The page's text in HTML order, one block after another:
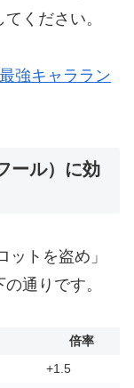
ください。
強キャララン
ール）に効
トを盗め」
通りです。
倍率
+1.5